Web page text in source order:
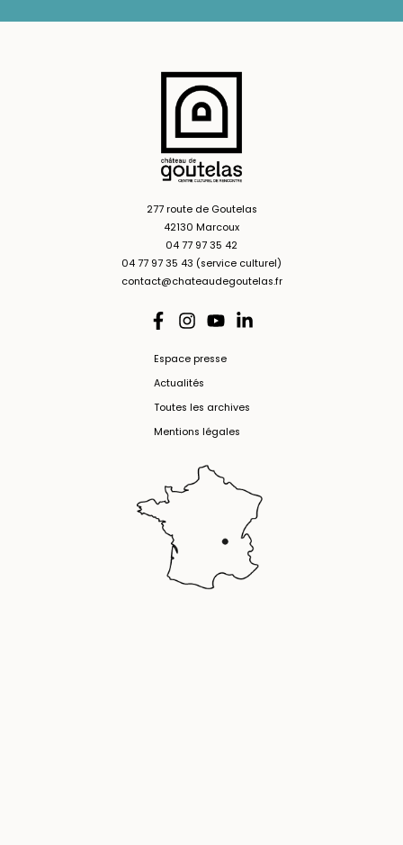
277 route de Goutelas
42130 Marcoux
04 77 97 35 42
04 77 97 35 43 (service culturel)
contact@chateaudegoutelas.fr
Espace presse
Actualités
Toutes les archives
Mentions légales